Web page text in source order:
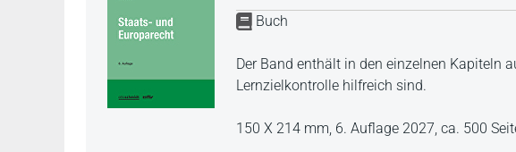
Buch
Der Band enthält in den einzelnen Kapiteln
Lernzielkontrolle hilfreich sind.
150 X 214 mm, 6. Auflage 2027, ca. 500